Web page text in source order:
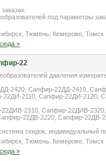
под параметры
Тюмень, Кемерово, Томск
»
22
давления
2420, Сапфир-22ДД-2410,
22ДИ-2110, Сапфир-22ДИ-
22ДИВ-2310, Сапфир-22ДИВ-
22ДВ-2220, Сапфир-22ДВ-
скидок, индивидуальный
Тюмень, Кемерово, Томск
»